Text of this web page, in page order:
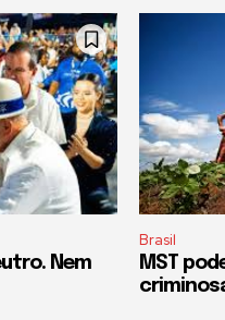
Nem
Brasil
MST